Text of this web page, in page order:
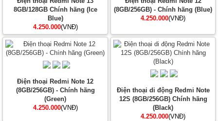
8GB/128GB Chính hãng (Ice
Blue)
4.250.000(VNĐ)
(8GB/256GB) - Chính hãng (Blue)
4.250.000(VNĐ)
Điện thoại Redmi Note 12
(8GB/256GB) - Chính hãng
(Green)
4.250.000(VNĐ)
Điện thoại di động Redmi Note
12S (8GB/256GB) Chính hãng
(Black)
4.250.000(VNĐ)